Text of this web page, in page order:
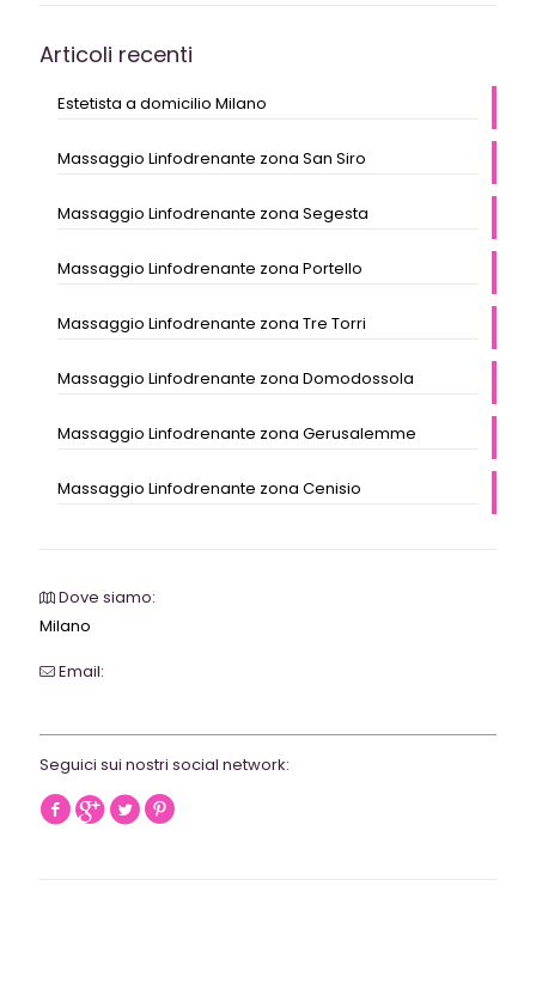
Articoli recenti
Estetista a domicilio Milano
Massaggio Linfodrenante zona San Siro
Massaggio Linfodrenante zona Segesta
Massaggio Linfodrenante zona Portello
Massaggio Linfodrenante zona Tre Torri
Massaggio Linfodrenante zona Domodossola
Massaggio Linfodrenante zona Gerusalemme
Massaggio Linfodrenante zona Cenisio
Dove siamo:
Milano
Email:
Seguici sui nostri social network: